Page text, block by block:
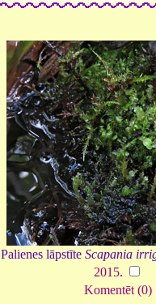
Palienes lāpstīte Scapania
2015.
Komentēt (0)